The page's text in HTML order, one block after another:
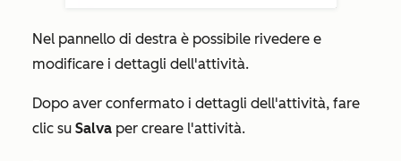
Nel pannello di destra è possibile rivedere e
modificare i dettagli dell'attività.
Dopo aver confermato i dettagli dell'attività, fare
clic su Salva per creare l'attività.